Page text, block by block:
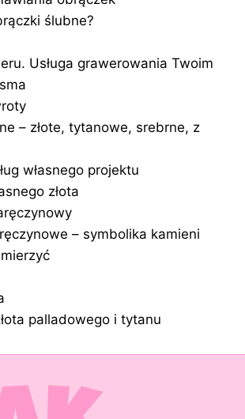
ślubne?
Usługa grawerowania Twoim
– złote, tytanowe, srebrne, z
własnego projektu
złota
– symbolika kamieni
palladowego i tytanu